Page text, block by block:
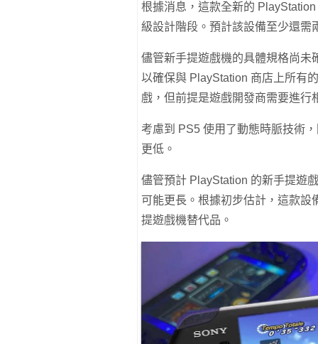
根據消息，這款全新的
級設計階段。預計該設備至少還需
儘管新手提遊戲機的具體規格尚未
以確保與 PlayStation 商店上所有
戲，但前提是遊戲開發商需要進行
考慮到 PS5 使用了動態時脈技術
更低。
儘管預計 PlayStation 的新手提遊
可能更長。根據初步估計，這款設
提遊戲機替代品。